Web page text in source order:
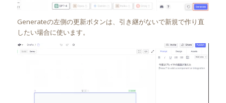
Generateの左側の更新ボタンは、引き継がないで新規で作り直
したい場合に使います。